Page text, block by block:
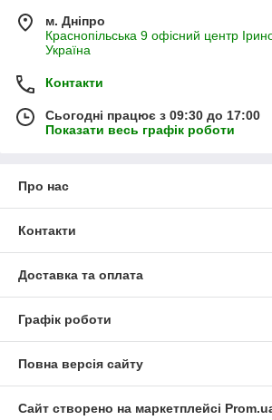
м. Дніпро
Краснопільська 9 офісний центр
Україна
Контакти
Сьогодні працює з 09:30 до 17:00
Показати весь графік роботи
Про нас
Контакти
Доставка та оплата
Графік роботи
Повна версія сайту
Сайт створено на маркетплейсі